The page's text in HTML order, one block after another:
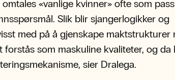
«vanlige kvinner» ofte som
Slik blir sjangerlogikker og
med på å gjenskape maktstrukturer
som maskuline kvaliteter, og da
sier Dralega.